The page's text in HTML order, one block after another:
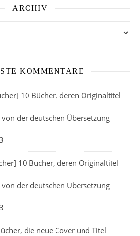
ARCHIV
KOMMENTARE
10 Bücher, deren Originaltitel
der deutschen Übersetzung
10 Bücher, deren Originaltitel
der deutschen Übersetzung
die neue Cover und Titel